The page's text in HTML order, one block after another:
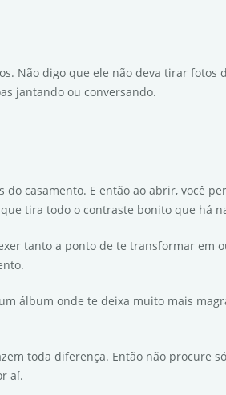
Não digo que ele não deva tirar fotos
jantando ou conversando.
casamento. E então ao abrir, você
tira todo o contraste bonito que há
tanto a ponto de te transformar em
álbum onde te deixa muito mais
toda diferença. Então não procure
aí.